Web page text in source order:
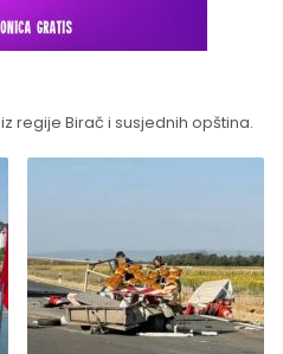
regije Birač i susjednih opština.